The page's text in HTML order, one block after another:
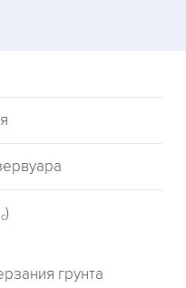
c)
грунта